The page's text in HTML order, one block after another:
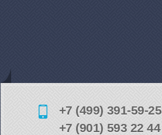
+7 (499) 391-59-25
+7 (901) 593 22 44